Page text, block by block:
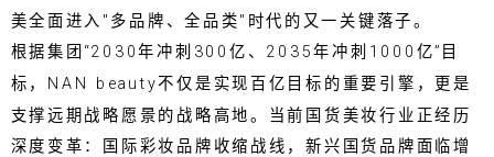
美全面进入"多品牌、全品类"时代的又一关键落子。
根据集团“2030年冲刺300亿、2035年冲刺1000亿”目
标，NAN beauty不仅是实现百亿目标的重要引擎，更是
支撑远期战略愿景的战略高地。当前国货美妆行业正经历
深度变革：国际彩妆品牌收缩战线，新兴国货品牌面临增